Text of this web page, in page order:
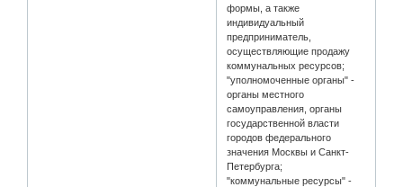
формы, а также
индивидуальный
предприниматель,
осуществляющие продажу
коммунальных ресурсов;
"уполномоченные органы" -
органы местного
самоуправления, органы
государственной власти
городов федерального
значения Москвы и Санкт-
Петербурга;
"коммунальные ресурсы" -